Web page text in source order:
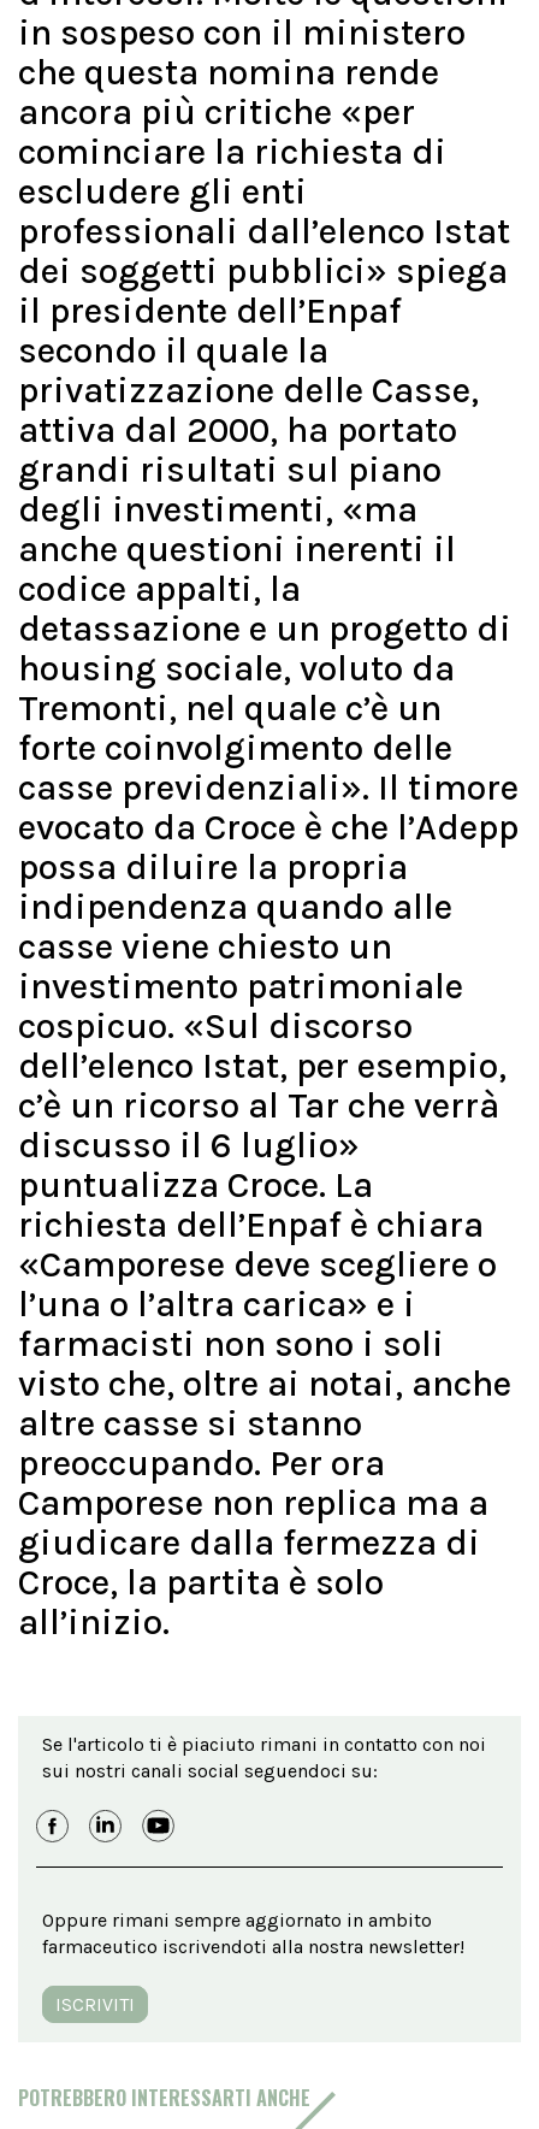
in sospeso con il ministero
che questa nomina rende
ancora più critiche «per
cominciare la richiesta di
escludere gli enti
professionali dall’elenco Istat
dei soggetti pubblici» spiega
il presidente dell’Enpaf
secondo il quale la
privatizzazione delle Casse,
attiva dal 2000, ha portato
grandi risultati sul piano
degli investimenti, «ma
anche questioni inerenti il
codice appalti, la
detassazione e un progetto di
housing sociale, voluto da
Tremonti, nel quale c’è un
forte coinvolgimento delle
casse previdenziali». Il timore
evocato da Croce è che l’Adepp
possa diluire la propria
indipendenza quando alle
casse viene chiesto un
investimento patrimoniale
cospicuo. «Sul discorso
dell’elenco Istat, per esempio,
c’è un ricorso al Tar che verrà
discusso il 6 luglio»
puntualizza Croce. La
richiesta dell’Enpaf è chiara
«Camporese deve scegliere o
l’una o l’altra carica» e i
farmacisti non sono i soli
visto che, oltre ai notai, anche
altre casse si stanno
preoccupando. Per ora
Camporese non replica ma a
giudicare dalla fermezza di
Croce, la partita è solo
all’inizio.
Se l'articolo ti è piaciuto rimani in contatto con noi
sui nostri canali social seguendoci su:
Oppure rimani sempre aggiornato in ambito
farmaceutico iscrivendoti alla nostra newsletter!
ISCRIVITI
POTREBBERO INTERESSARTI ANCHE